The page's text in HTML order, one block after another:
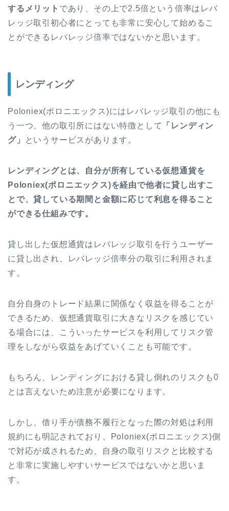
するメリット であり、その上で2.5倍という倍率はレバ
レッジ取引初心者にとっても非常に安心して始めるこ
とができるレバレッジ倍率ではないかと思います。
レンディング
Poloniex(ポロニエックス)にはレバレッジ取引の他にも
う一つ、他の取引所にはない特徴として
「レンディン
グ」
というサービスがあります。
レンディングとは、自分が所有している仮想通貨を
Poloniex(ポロニエックス)を経由で他者に貸し出すこ
とで、貸している期間と金額に応じて利息を得ること
ができる仕組みです。
貸し出した仮想通貨はレバレッジ取引を行うユーザー
に貸し出され、レバレッジ倍率分の取引に利用されま
す。
自分自身のトレード結果に関係なく収益を得ることが
できるため、仮想通貨取引に大きなリスクを感じてい
る場合には、こういったサービスを利用してリスク管
理をしながら収益をあげていくことも可能です。
もちろん、レンディングにおける貸し倒れのリスクも0
とは言えないため注意が必要になります。
しかし、借り手が債務不履行となった際の対処は利用
規約にも明記されており、Poloniex(ポロニエックス)側
で対応が成されるため、自身の取引リスクと比較する
と非常に実施しやすいサービスではないかと思いま
す。